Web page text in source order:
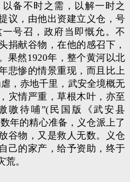
备不时之需，以解一时之
议，由他出资建立义仓，号
号召，政府当即慨允。不
捐献谷物，在他的感召下，
果然1920年，整个黄河以北
悲惨的情景重现，而且比上
，赤地千里，武安全境概无
灾情严重，草根木叶，亦至
嗷待哺”(民国版《武安县
年的精心准备，义仓派上了
谷物，又是救人无数。义仓
己的家产，给予资助，终于
。